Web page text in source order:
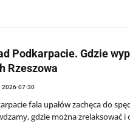
Podkarpacie. Gdzie
Rzeszowa
2026-07-30
fala upałów zachęca do
gdzie można zrelaksować i